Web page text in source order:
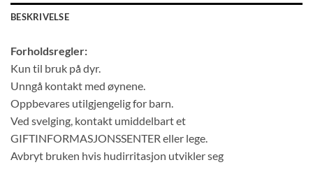
BESKRIVELSE
Forholdsregler:
Kun til bruk på dyr.
Unngå kontakt med øynene.
Oppbevares utilgjengelig for barn.
Ved svelging, kontakt umiddelbart et
GIFTINFORMASJONSSENTER eller lege.
Avbryt bruken hvis hudirritasjon utvikler seg